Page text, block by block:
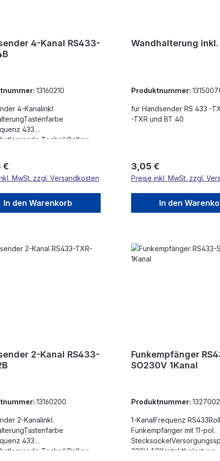
4-Kanal RS433-
13160210
4-Kanalinkl.
433
TechnikRolling
ein EinzelstückIn
mit Antenne bis zu 200m
85 verschiedene
können in die
eingelernt werden.
Preis:
€
MwSt. zzgl. Versandkosten
In den Warenkorb
Wandhalterung inkl.
Produktnummer:
für Handsender RS 433 -
-TXR und BT 40
Regulärer Preis:
3,05 €
Preise inkl. MwSt. zzgl.
In den
2-Kanal RS433-
13160200
2-Kanalinkl.
433
TechnikRolling
Funkempfänger
SO230V 1Kanal
Produktnummer:
1-KanalFrequenz
Funkempfänger mit 11-pol.
230V ACKontaktbelastung